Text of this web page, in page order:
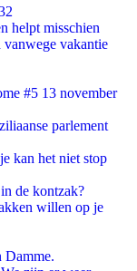
helpt misschien
vakantie
#5 13 november
parlement
kan het niet stop
de kontzak?
willen op je
Damme.